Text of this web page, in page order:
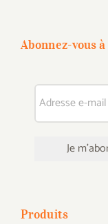
Abonnez-vous
Produits